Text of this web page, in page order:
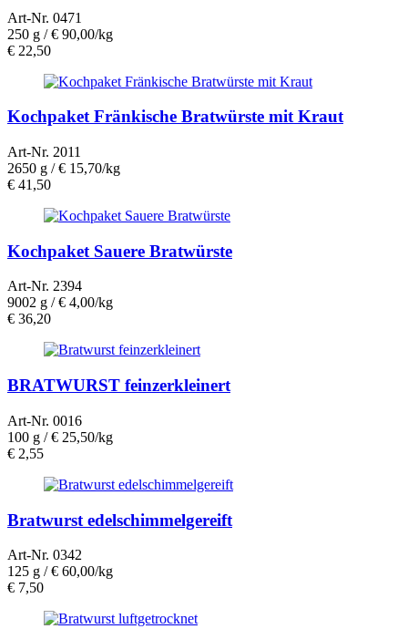
Art-Nr. 0471
250 g /€ 90,00/kg
€ 22,50
Kochpaket Fränkische Bratwürste mit Kraut
Art-Nr. 2011
2650 g /€ 15,70/kg
€ 41,50
Kochpaket Sauere Bratwürste
Art-Nr. 2394
9002 g /€ 4,00/kg
€ 36,20
BRATWURST feinzerkleinert
Art-Nr. 0016
100 g /€ 25,50/kg
€ 2,55
Bratwurst edelschimmelgereift
Art-Nr. 0342
125 g /€ 60,00/kg
€ 7,50